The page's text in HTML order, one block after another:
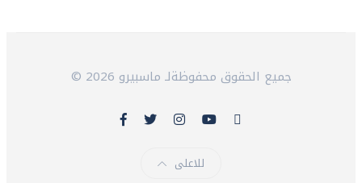
© 2026 جميع الحقوق محفوظةلـ ماسبيرو
للاعلى